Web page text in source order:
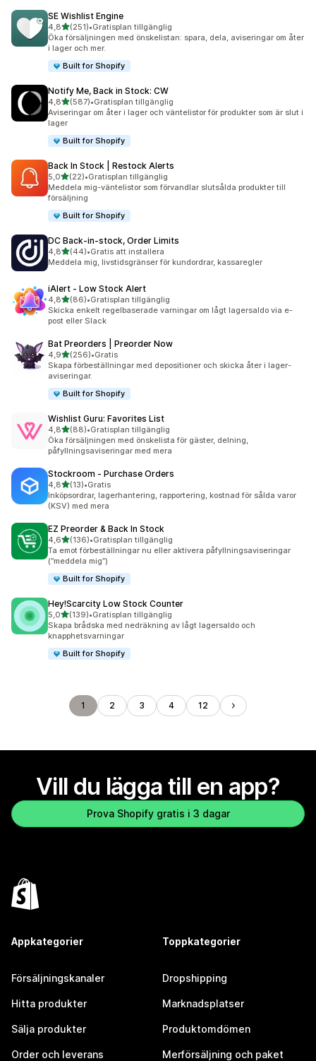
SE Wishlist Engine
4,8av 5 stjärnor
(251)
251 recensioner totalt
•Gratisplan tillgänglig
Öka försäljningen med önskelistan: spara, dela, aviseringar om åter
i lager och mer.
Built for Shopify
Notify Me, Back in Stock: CW
4,8av 5 stjärnor
(587)
587 recensioner totalt
•Gratisplan tillgänglig
Aviseringar om åter i lager och väntelistor för produkter som är slut i
lager
Built for Shopify
Back In Stock | Restock Alerts
5,0av 5 stjärnor
(22)
22 recensioner totalt
•Gratisplan tillgänglig
Meddela mig-väntelistor som förvandlar slutsålda produkter till
försäljning
Built for Shopify
DC Back‑in‑stock, Order Limits
4,8av 5 stjärnor
(44)
44 recensioner totalt
•Gratis att installera
Meddela mig, livstidsgränser för kundordrar, kassaregler
iAlert ‑ Low Stock Alert
4,8av 5 stjärnor
(86)
86 recensioner totalt
•Gratisplan tillgänglig
Skicka enkelt regelbaserade varningar om lågt lagersaldo via e-
post eller Slack
Bat Preorders | Preorder Now
4,9av 5 stjärnor
(256)
256 recensioner totalt
•Gratis
Skapa förbeställningar med depositioner och skicka åter i lager-
aviseringar.
Built for Shopify
Wishlist Guru: Favorites List
4,8av 5 stjärnor
(88)
88 recensioner totalt
•Gratisplan tillgänglig
Öka försäljningen med önskelista för gäster, delning,
påfyllningsaviseringar med mera
Stockroom ‑ Purchase Orders
4,8av 5 stjärnor
(13)
13 recensioner totalt
•Gratis
Inköpsordrar, lagerhantering, rapportering, kostnad för sålda varor
(KSV) med mera
EZ Preorder & Back In Stock
4,6av 5 stjärnor
(136)
136 recensioner totalt
•Gratisplan tillgänglig
Ta emot förbeställningar nu eller aktivera påfyllningsaviseringar
(”meddela mig”)
Built for Shopify
Hey!Scarcity Low Stock Counter
5,0av 5 stjärnor
(139)
139 recensioner totalt
•Gratisplan tillgänglig
Skapa brådska med nedräkning av lågt lagersaldo och
knapphetsvarningar
Built for Shopify
1 2 3 4 12
Vill du lägga till en app?
Prova Shopify gratis i 3 dagar
Appkategorier
Försäljningskanaler
Hitta produkter
Sälja produkter
Order och leverans
Toppkategorier
Dropshipping
Marknadsplatser
Produktomdömen
Merförsäljning och paket